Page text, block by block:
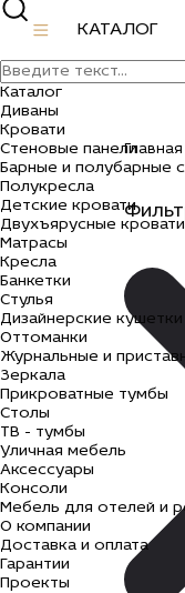
КАТАЛОГ
Каталог
Диваны
Кровати
Стеновые панели
Барные и полубарные
Полукресла
Детские кровати
Двухъярусные кровати
Матрасы
Кресла
Банкетки
Стулья
Дизайнерские кушетки
Оттоманки
Журнальные и
Зеркала
Прикроватные тумбы
Столы
ТВ - тумбы
Уличная мебель
Аксессуары
Консоли
Мебель для отелей и
О компании
Доставка и оплата
Гарантии
Проекты
Главная